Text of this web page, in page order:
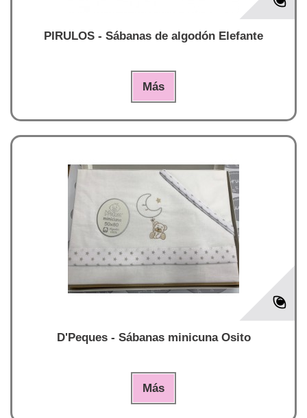
PIRULOS - Sábanas de algodón Elefante
Más
D'Peques - Sábanas minicuna Osito
Más